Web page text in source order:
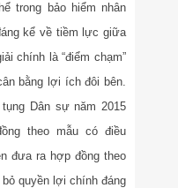
trong bảo hiểm nhân
kể về tiềm lực giữa
chính là “điểm chạm”
bằng lợi ích đôi bên.
Dân sự năm 2015
theo mẫu có điều
đưa ra hợp đồng theo
quyền lợi chính đáng